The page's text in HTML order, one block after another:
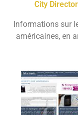
City
Informations sur
américaines, en